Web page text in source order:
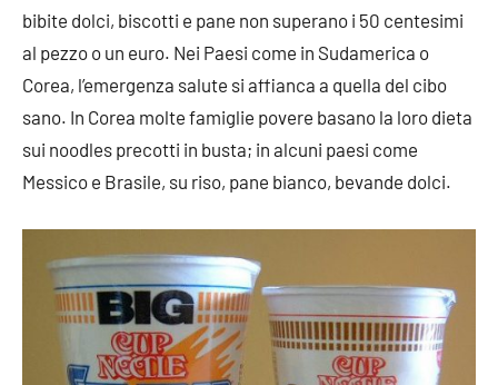
bibite dolci, biscotti e pane non superano i 50 centesimi
al pezzo o un euro. Nei Paesi come in Sudamerica o
Corea, l’emergenza salute si affianca a quella del cibo
sano. In Corea molte famiglie povere basano la loro dieta
sui noodles precotti in busta; in alcuni paesi come
Messico e Brasile, su riso, pane bianco, bevande dolci.